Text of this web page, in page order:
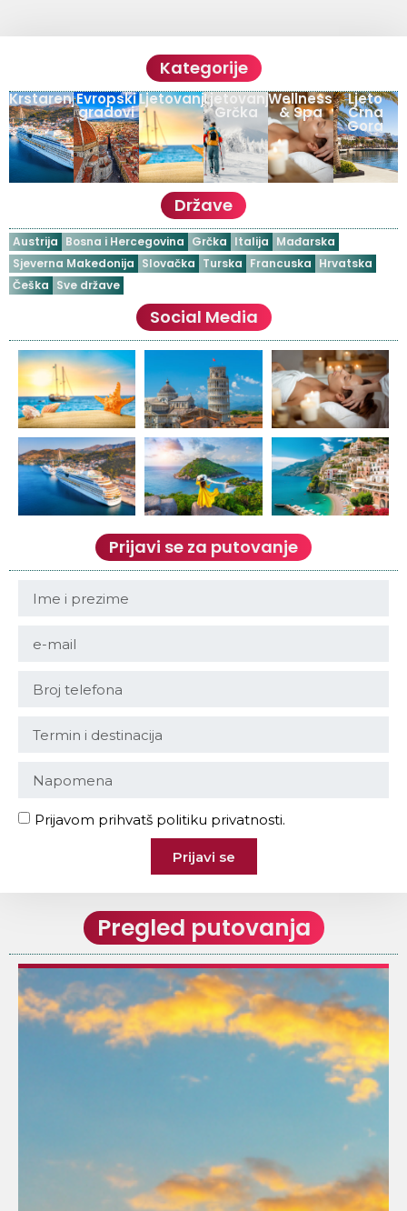
Pregled putovanja
Kategorije
KrstarenjaEvropski
gradovi
LjetovanjaLjetovanje
Grčka
Wellness
& Spa
Ljeto
Crna
Gora
Države
Austrija Bosna i Hercegovina Grčka Italija Mađarska
Sjeverna Makedonija Slovačka Turska Francuska Hrvatska
Češka Sve države
Social Media
Prijavi se za putovanje
Prijavom prihvatš politiku privatnosti.
Prijavi se